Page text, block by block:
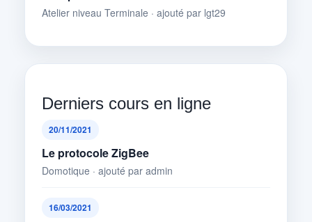
Atelier niveau Terminale · ajouté par lgt29
Derniers cours en ligne
20/11/2021
Le protocole ZigBee
Domotique · ajouté par admin
16/03/2021